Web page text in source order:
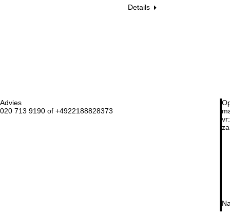
Advies
020 713 9190 of +4922188828373
vr:
Details